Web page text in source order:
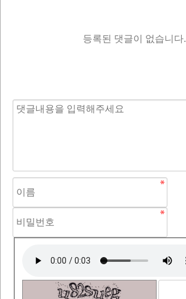
등록된 댓글이 없습니다.